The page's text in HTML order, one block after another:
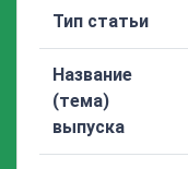
Тип статьи
Название
(тема)
выпуска